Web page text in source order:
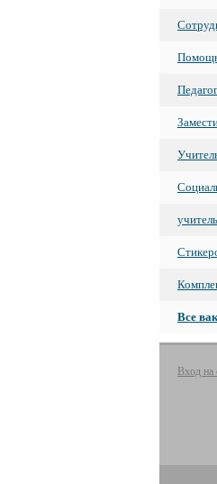
Все
Вход на